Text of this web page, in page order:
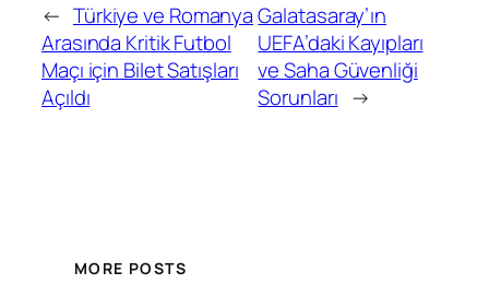
← Türkiye ve Romanya
Arasında Kritik Futbol
Maçı için Bilet Satışları
Açıldı
Galatasaray’ın
UEFA’daki Kayıpları
ve Saha Güvenliği
Sorunları →
MORE POSTS